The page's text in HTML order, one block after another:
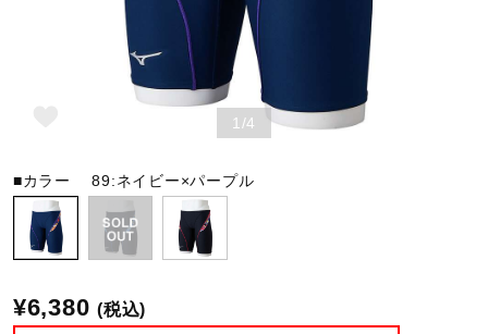
ゴルフ
バレーボール
1/4
■カラー89:ネイビー×パープル
¥6,380 (税込)